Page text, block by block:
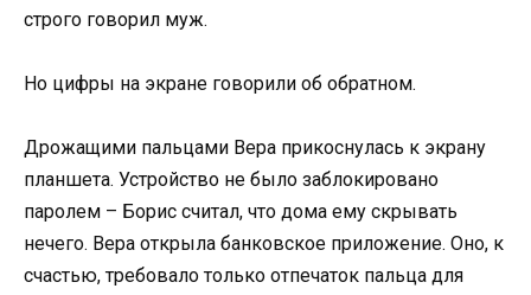
строго говорил муж.
Но цифры на экране говорили об обратном.
Дрожащими пальцами Вера прикоснулась к экрану
планшета. Устройство не было заблокировано
паролем – Борис считал, что дома ему скрывать
нечего. Вера открыла банковское приложение. Оно, к
счастью, требовало только отпечаток пальца для